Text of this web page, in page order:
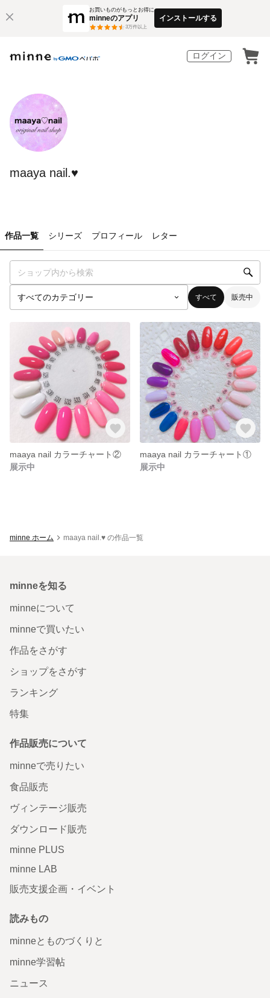
お買いものがもっとお得に
minneのアプリ
3万件以上
インストールする
ログイン
maaya nail.♥︎
作品一覧 シリーズ プロフィール レター
すべて 販売中
maaya nail カラーチャート②
展示中
maaya nail カラーチャート①
展示中
minne ホーム maaya nail.♥︎ の作品一覧
minneを知る
minneについて
minneで買いたい
作品をさがす
ショップをさがす
ランキング
特集
作品販売について
minneで売りたい
食品販売
ヴィンテージ販売
ダウンロード販売
minne PLUS
minne LAB
販売支援企画・イベント
読みもの
minneとものづくりと
minne学習帖
ニュース